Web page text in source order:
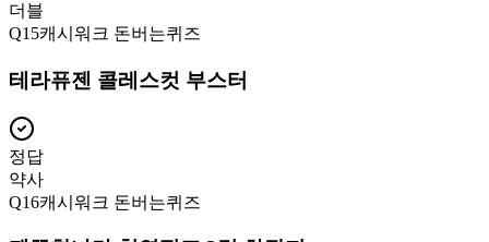
더블
Q15캐시워크 돈버는퀴즈
테라퓨젠 콜레스컷 부스터
정답
약사
Q16캐시워크 돈버는퀴즈